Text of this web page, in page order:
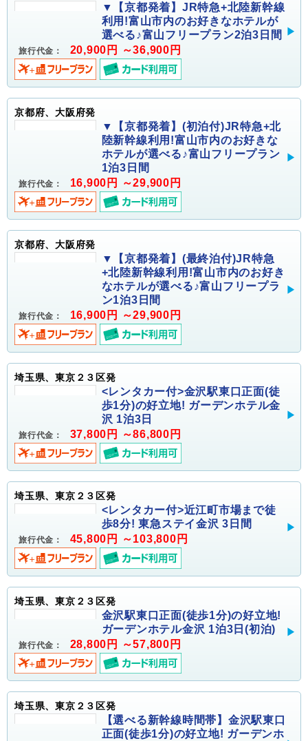
▼【京都発着】JR特急+北陸新幹線
利用!富山市内のお好きなホテルが
選べる♪富山フリープラン2泊3日間
旅行代金： 20,900円 ～36,900円
京都府、大阪府発
▼【京都発着】(初泊付)JR特急+北
陸新幹線利用!富山市内のお好きな
ホテルが選べる♪富山フリープラン
1泊3日間
旅行代金： 16,900円 ～29,900円
京都府、大阪府発
▼【京都発着】(最終泊付)JR特急
+北陸新幹線利用!富山市内のお好き
なホテルが選べる♪富山フリープラ
ン1泊3日間
旅行代金： 16,900円 ～29,900円
埼玉県、東京２３区発
<レンタカー付>金沢駅東口正面(徒
歩1分)の好立地! ガーデンホテル金
沢 1泊3日
旅行代金： 37,800円 ～86,800円
埼玉県、東京２３区発
<レンタカー付>近江町市場まで徒
歩8分! 東急ステイ金沢 3日間
旅行代金： 45,800円 ～103,800円
埼玉県、東京２３区発
金沢駅東口正面(徒歩1分)の好立地!
ガーデンホテル金沢 1泊3日(初泊)
旅行代金： 28,800円 ～57,800円
埼玉県、東京２３区発
【選べる新幹線時間帯】金沢駅東口
正面(徒歩1分)の好立地! ガーデンホ